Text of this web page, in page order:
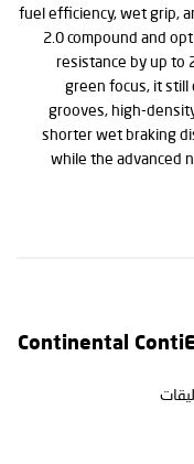
fuel efficiency, wet grip,
2.0 compound and
resistance by up to
green focus, it
grooves, high-
shorter wet braking
while the advanced